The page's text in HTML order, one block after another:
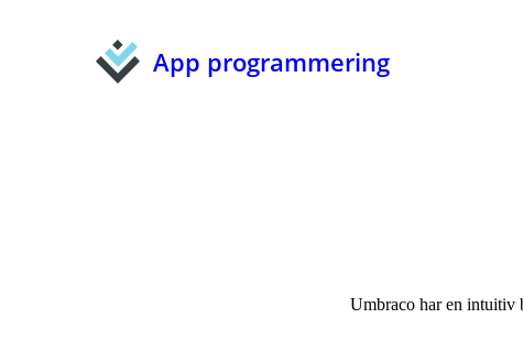
App programmering
Umbraco har en intuitiv